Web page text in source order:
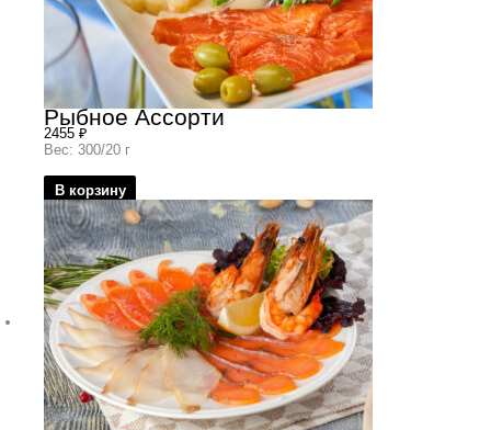
Рыбное Ассорти
2455 ₽
Вес: 300/20 г
В корзину